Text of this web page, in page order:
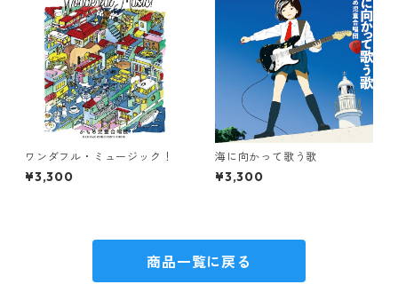
ワンダフル・ミュージック！
¥3,300
海に向かって歌う歌
¥3,300
商品一覧に戻る